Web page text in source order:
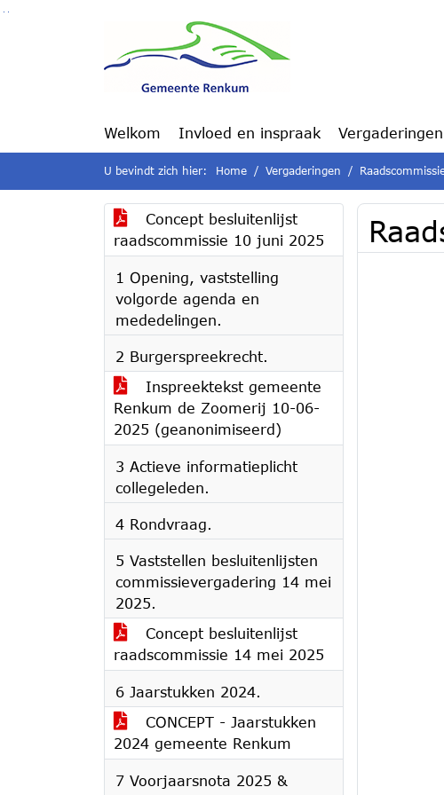
Ga naar de inhoud van deze pagina
Welkom Invloed en inspraak Vergaderingen
U bevindt zich hier: Home Vergaderingen
Concept besluitenlijst
raadscommissie 10 juni 2025
1 Opening, vaststelling
volgorde agenda en
mededelingen.
2 Burgerspreekrecht.
Inspreektekst gemeente
Renkum de Zoomerij 10-06-
2025 (geanonimiseerd)
3 Actieve informatieplicht
collegeleden.
4 Rondvraag.
5 Vaststellen besluitenlijsten
commissievergadering 14 mei
2025.
Concept besluitenlijst
raadscommissie 14 mei 2025
6 Jaarstukken 2024.
CONCEPT - Jaarstukken
2024 gemeente Renkum
7 Voorjaarsnota 2025 &